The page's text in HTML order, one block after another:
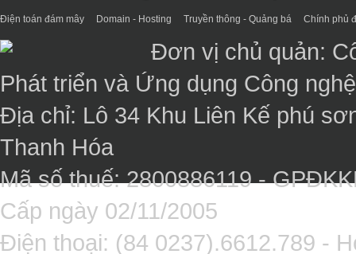
Điện toán đám mây Domain - Hosting Truyền thông - Quảng bá Chính phủ
Đơn vị chủ quản:
Phát triển và Ứng dụng Công
Địa chỉ: Lô 34 Khu Liên Kế phú
Thanh Hóa
Mã số thuế: 2800886119 -
Cấp ngày 02/11/2005
Điện thoại: (84 0237).6612.789 -